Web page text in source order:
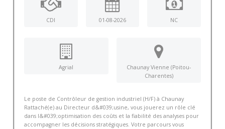
CDI 01-08-2026 NC
Agrial
Chaunay Vienne (Poitou-
Charentes)
Le poste de Contrôleur de gestion industriel (H/F) à Chaunay
Rattaché(e) au Directeur d&#039;usine, vous jouerez un rôle clé
dans l&#039;optimisation des coûts et la fiabilité des analyses pour
accompagner les décisions stratégiques. Votre parcours vous